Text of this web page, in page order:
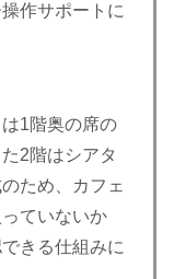
作サポートに
1階奥の席の
2階はシアタ
ため、カフェ
ていないか
きる仕組みに